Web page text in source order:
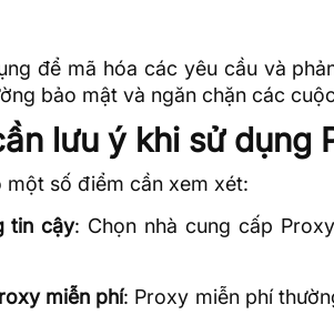
để mã hóa các yêu cầu và
bảo mật và ngăn chặn các
lưu ý khi sử dụng
một số điểm cần xem xét:
tin cậy: Chọn nhà cung cấp
miễn phí: Proxy miễn phí